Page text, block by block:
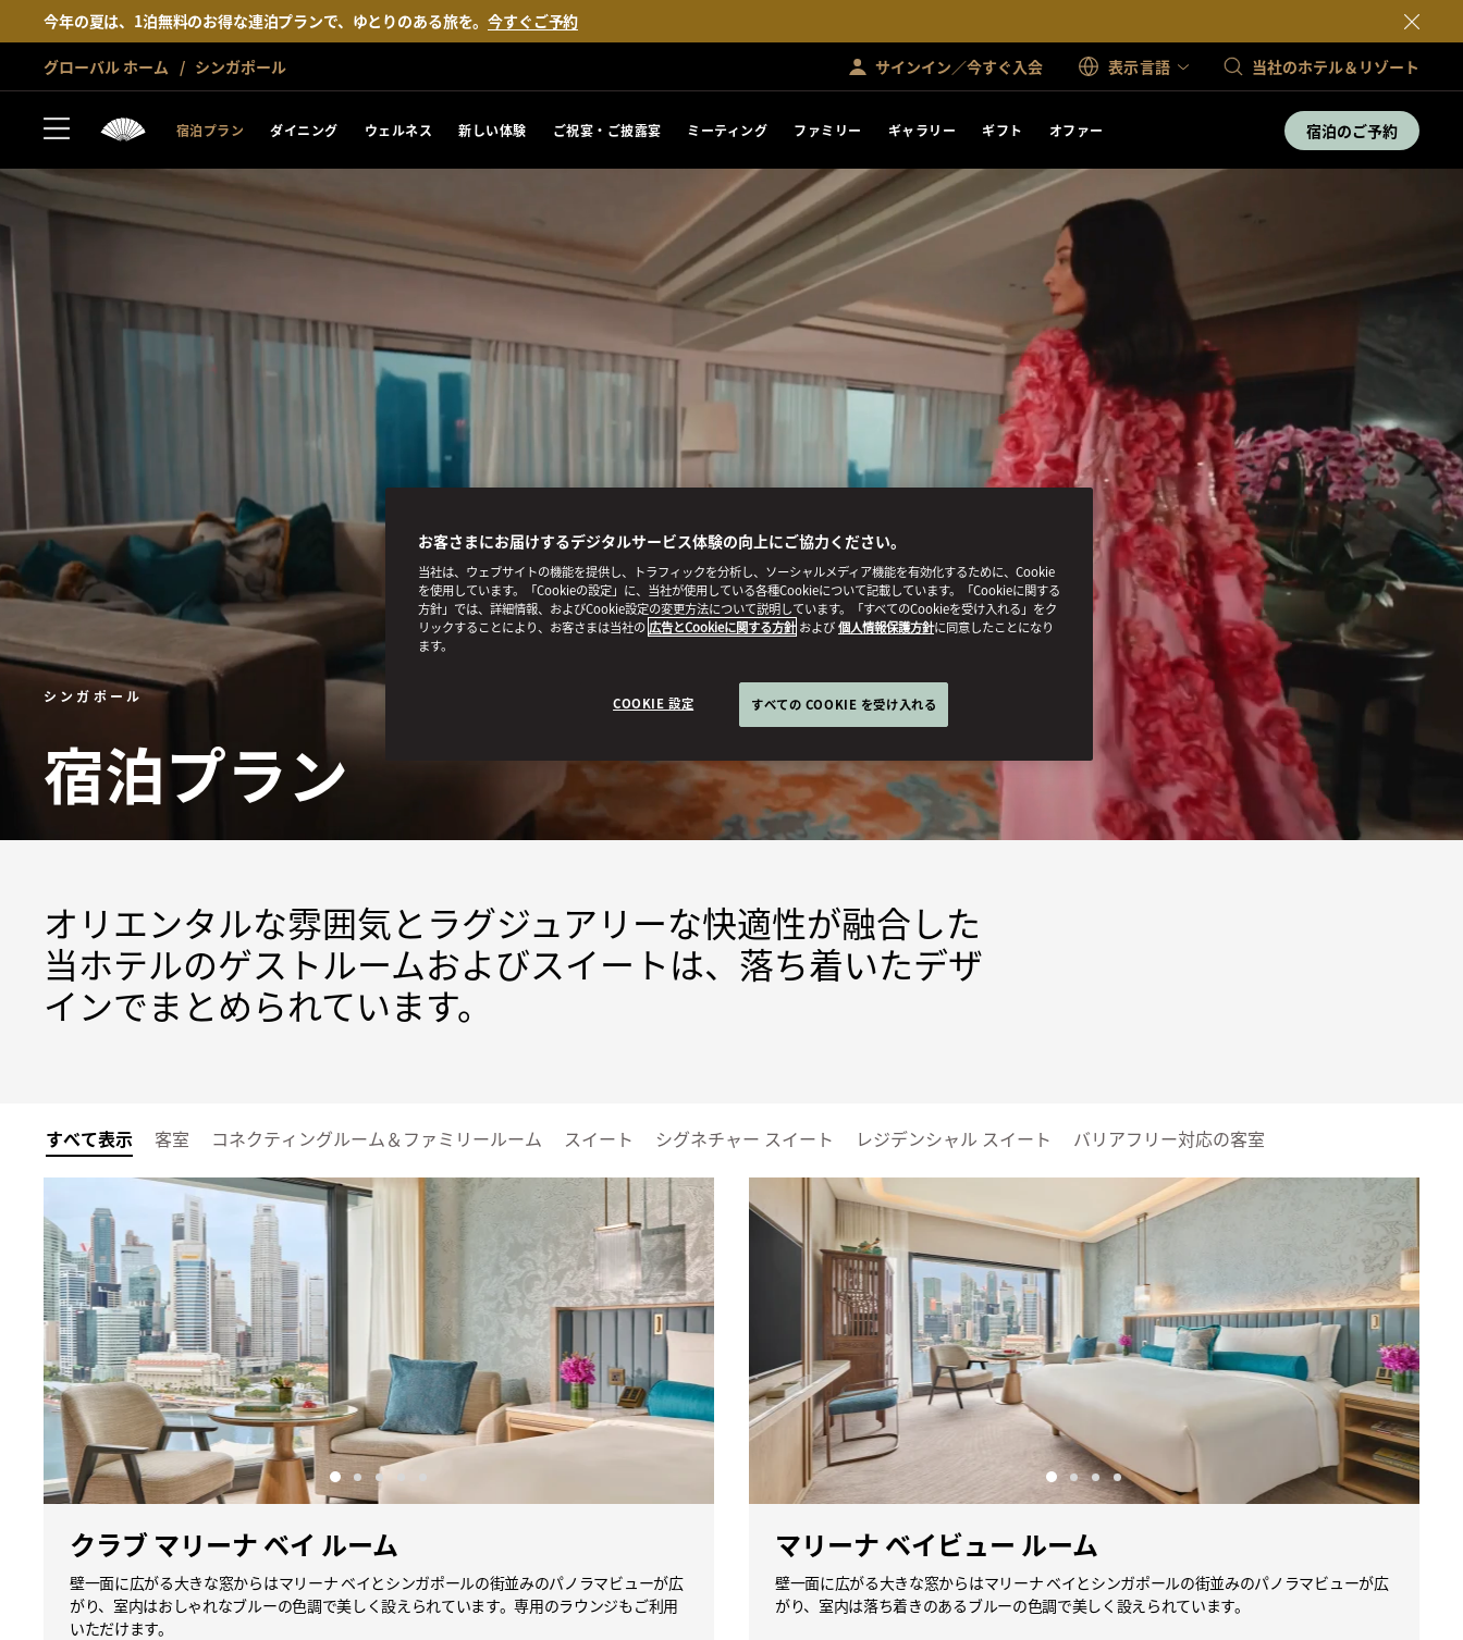
今年の夏は、1泊無料のお得な連泊プランで、ゆとりのある旅を。今すぐご予約
グローバル ホーム シンガポール サインイン／今すぐ入会 表示言語 当社のホテル＆リゾート
宿泊プラン ダイニング ウェルネス 新しい体験 ご祝宴・ご披露宴 ミーティング ファミリー ギャラリー ギフト オファー 宿泊のご予約
シンガポール
宿泊プラン
オリエンタルな雰囲気とラグジュアリーな快適性が融合した
当ホテルのゲストルームおよびスイートは、落ち着いたデザ
インでまとめられています。
すべて表示 客室 コネクティングルーム＆ファミリールーム スイート シグネチャー スイート レジデンシャル スイート バリアフリー対応の客室
クラブ マリーナ ベイ ルーム
壁一面に広がる大きな窓からはマリーナ ベイとシンガポールの街並みのパノラマビューが広
がり、室内はおしゃれなブルーの色調で美しく設えられています。専用のラウンジもご利用
いただけます。
マリーナ ベイビュー ルーム
壁一面に広がる大きな窓からはマリーナ ベイとシンガポールの街並みのパノラマビューが広
がり、室内は落ち着きのあるブルーの色調で美しく設えられています。
お客さまにお届けするデジタルサービス体験の向上にご協力ください。
当社は、ウェブサイトの機能を提供し、トラフィックを分析し、ソーシャルメディア機能を有効化するために、Cookie
を使用しています。「Cookieの設定」に、当社が使用している各種Cookieについて記載しています。「Cookieに関する
方針」では、詳細情報、およびCookie設定の変更方法について説明しています。「すべてのCookieを受け入れる」をク
リックすることにより、お客さまは当社の 広告とCookieに関する方針 および個人情報保護方針に同意したことになり
ます。
COOKIE 設定 すべての COOKIE を受け入れる